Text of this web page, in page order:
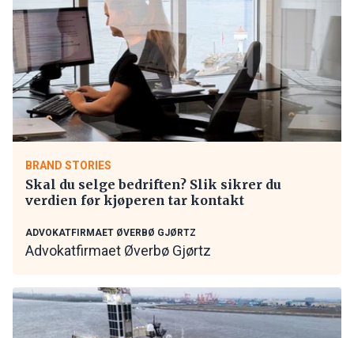
BRAND STORIES
Skal du selge bedriften? Slik sikrer du
verdien før kjøperen tar kontakt
ADVOKATFIRMAET ØVERBØ GJØRTZ
Advokatfirmaet Øverbø Gjørtz